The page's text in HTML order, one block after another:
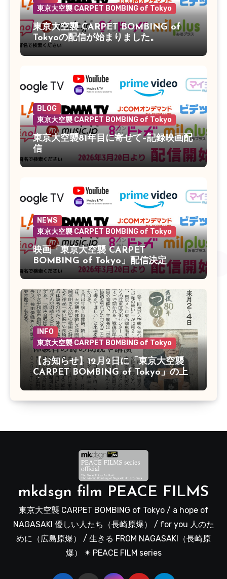
東京大空襲 CARPET BOMBING of Tokyo
東京大空襲 CARPET BOMBING of
Tokyoの配信が始まりました。
BLOG
東京大空襲 CARPET BOMBING of Tokyo
東京大空襲81年目に寄せて–記録映画配
信
NEWS
東京大空襲 CARPET BOMBING of Tokyo
映画「東京大空襲 CARPET
BOMBING of Tokyo」配信決定
INFO
東京大空襲 CARPET BOMBING of Tokyo
【お知らせ】12月2日に「東京大空襲
CARPET BOMBING of Tokyo」の上
映会があります
mkdsgn film PEACE FILMS
東京大空襲 CARPET BOMBING of Tokyo / a hope of
NAGASAKI 優しい人たち（長崎原爆） / for you 人のた
めに（広島原爆） / 生きる FROM NAGASAKI（長崎原
爆） ✴︎ PEACE FILM series